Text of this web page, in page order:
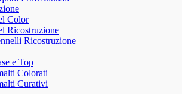
Color
Ricostruzione
Ricostruzione
e Top
Colorati
Curativi